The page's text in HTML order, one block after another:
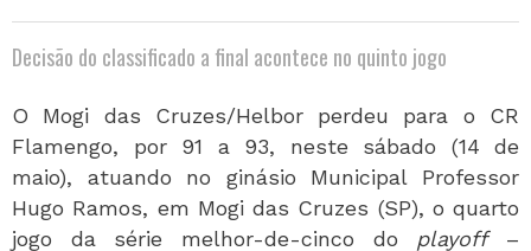
Decisão do classificado a final acontece no quinto jogo
O Mogi das Cruzes/Helbor perdeu para o CR
Flamengo, por 91 a 93, neste sábado (14 de
maio), atuando no ginásio Municipal Professor
Hugo Ramos, em Mogi das Cruzes (SP), o quarto
jogo da série melhor-de-cinco do playoff–